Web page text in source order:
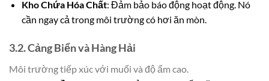
Kho Chứa Hóa Chất: Đảm bảo báo động hoạt động. Nó
cần ngay cả trong môi trường có hơi ăn mòn.
3.2. Cảng Biển và Hàng Hải
Môi trường tiếp xúc với muối và độ ẩm cao.